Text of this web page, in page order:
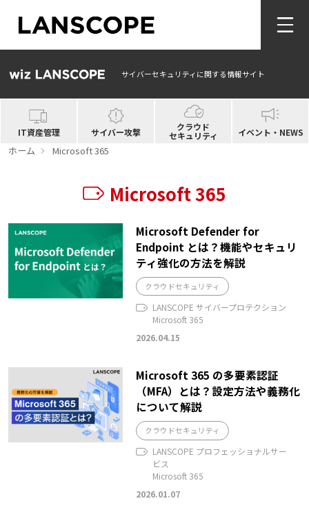
サイバーセキュリティに関する情報サイト
IT資産管理 サイバー攻撃 クラウド
セキュリティ イベント・NEWS
ホーム Microsoft 365
Microsoft 365
Microsoft Defender for
Endpoint とは？機能やセキュリ
ティ強化の方法を解説
クラウドセキュリティ
LANSCOPE サイバープロテクション
Microsoft 365
2026.04.15
Microsoft 365 の多要素認証
（MFA）とは？設定方法や義務化
について解説
クラウドセキュリティ
LANSCOPE プロフェッショナルサー
ビス
Microsoft 365
2026.01.07